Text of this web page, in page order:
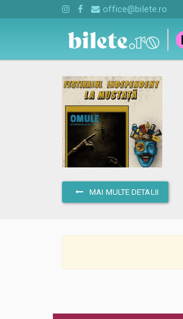
office@bilete.ro
MAI MULTE DETALII